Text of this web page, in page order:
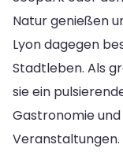
Natur genießen
Lyon dagegen
Stadtleben. Als
sie ein
Gastronomie